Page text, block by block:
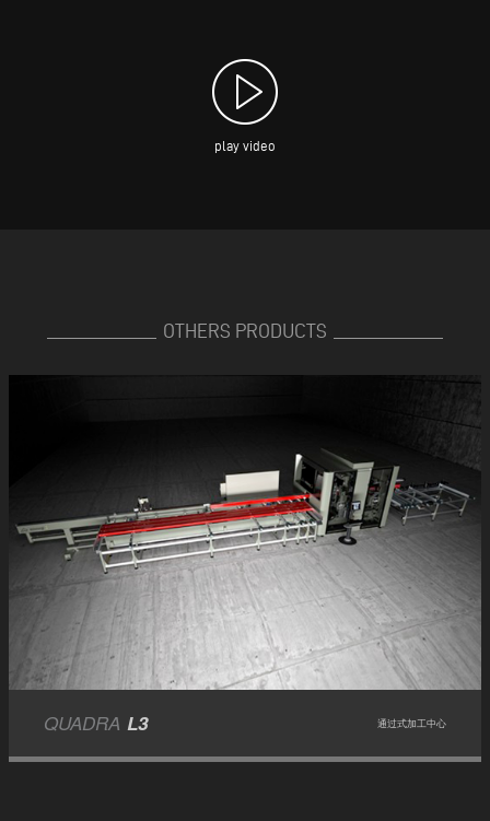
play video
OTHERS PRODUCTS
QUADRA L3 通过式加工中心